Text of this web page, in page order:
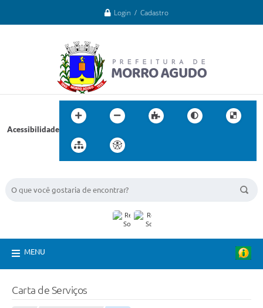
Login / Cadastro
Acessibilidade
MENU
Carta de Serviços